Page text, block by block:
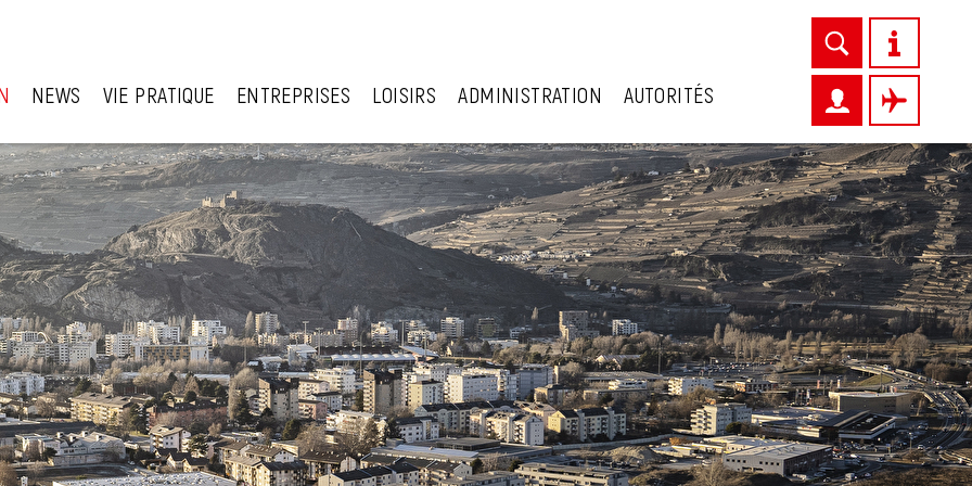
NEWS VIE PRATIQUE ENTREPRISES LOISIRS ADMINISTRATION AUTORITÉS